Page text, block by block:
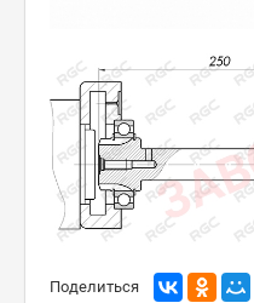
Поделиться